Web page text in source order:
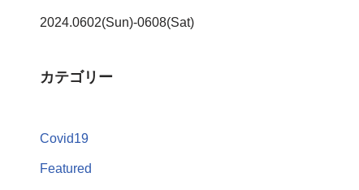
2024.0602(Sun)-0608(Sat)
カテゴリー
Covid19
Featured